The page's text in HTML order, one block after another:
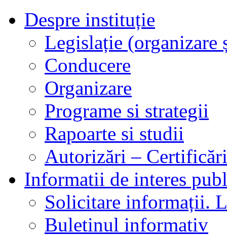
Despre instituție
Legislație
Conducere
Organizare
Programe si strategii
Rapoarte si studii
Autorizări –
Informatii de interes
Solicitare informații.
Buletinul informativ